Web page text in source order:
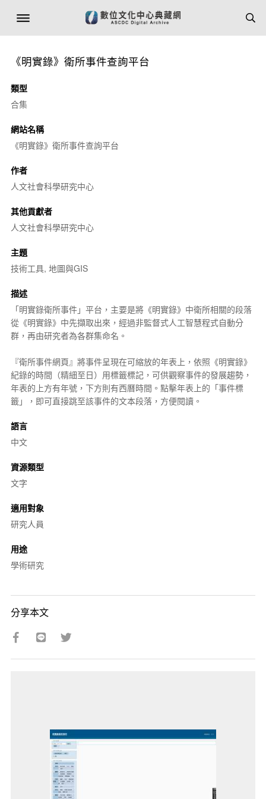
《明實錄》衛所事件查詢平台
類型
合集
網站名稱
《明實錄》衛所事件查詢平台
作者
人文社會科學研究中心
其他貢獻者
人文社會科學研究中心
主題
技術工具, 地圖與GIS
描述
「明實錄衛所事件」平台，主要是將《明實錄》中衛所相關的段落
從《明實錄》中先擷取出來，經過非監督式人工智慧程式自動分
群，再由研究者為各群集命名。
『衛所事件網頁』將事件呈現在可縮放的年表上，依照《明實錄》
紀錄的時間（精細至日）用標籤標記，可供觀察事件的發展趨勢，
年表的上方有年號，下方則有西曆時間。點擊年表上的「事件標
籤」，即可直接跳至該事件的文本段落，方便閱讀。
語言
中文
資源類型
文字
適用對象
研究人員
用途
學術研究
分享本文